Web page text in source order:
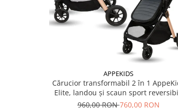
APPEKIDS
Cărucior transformabil 2 în 1
Elite, landou și scaun sport
suspensii, adaptori scoică auto, până
960,00 RON760,00 RON